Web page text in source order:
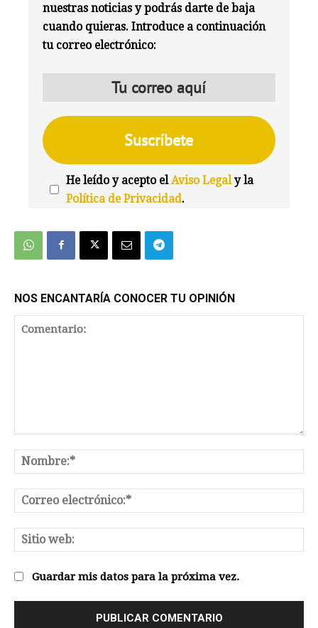
nuestras noticias y podrás darte de baja
cuando quieras. Introduce a continuación
tu correo electrónico:
He leído y acepto elAviso Legaly la
Política de Privacidad.
NOS ENCANTARÍA CONOCER TU OPINIÓN
Guardar mis datos para la próxima vez.